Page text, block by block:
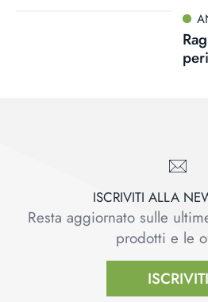
ISCRIVITI ALLA
Resta aggiornato sulle
prodotti e le
ISCRIVITI